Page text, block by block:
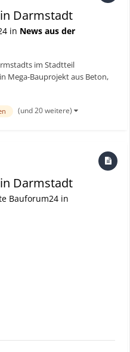
Darmstadt
in News aus der
im Stadtteil
Mega-Bauprojekt aus Beton,
der Superlative, geht es
Bauforum24 TV V...
(und 20 weitere)
Darmstadt
Bauforum24 in